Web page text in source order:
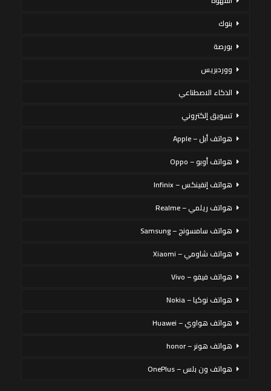
بنوك
بورصة
ووردبريس
الذكاء الاصطناعي
تسويق إلكتروني
هواتف أبل – Apple
هواتف أوبو – Oppo
هواتف إنفينكس – Infinix
هواتف ريلمي – Realme
هواتف سامسونج – Samsung
هواتف شاومي – Xiaomi
هواتف فيفو – Vivo
هواتف نوكيا – Nokia
هواتف هواوي – Huawei
هواتف هونر – honor
هواتف ون بلس – OnePlus